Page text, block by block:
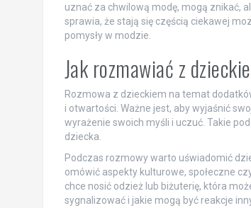
uznać za chwilową modę, mogą znikać,
sprawia, że stają się częścią ciekawej
pomysły w modzie.
Jak rozmawiać z
Rozmowa z dzieckiem na temat
i otwartości. Ważne jest, aby wyjaśnić
wyrażenie swoich myśli i uczuć. Takie
dziecka.
Podczas rozmowy warto uświadomić
omówić aspekty kulturowe, społeczne
chce nosić odzież lub biżuterię, która
sygnalizować i jakie mogą być reakcje